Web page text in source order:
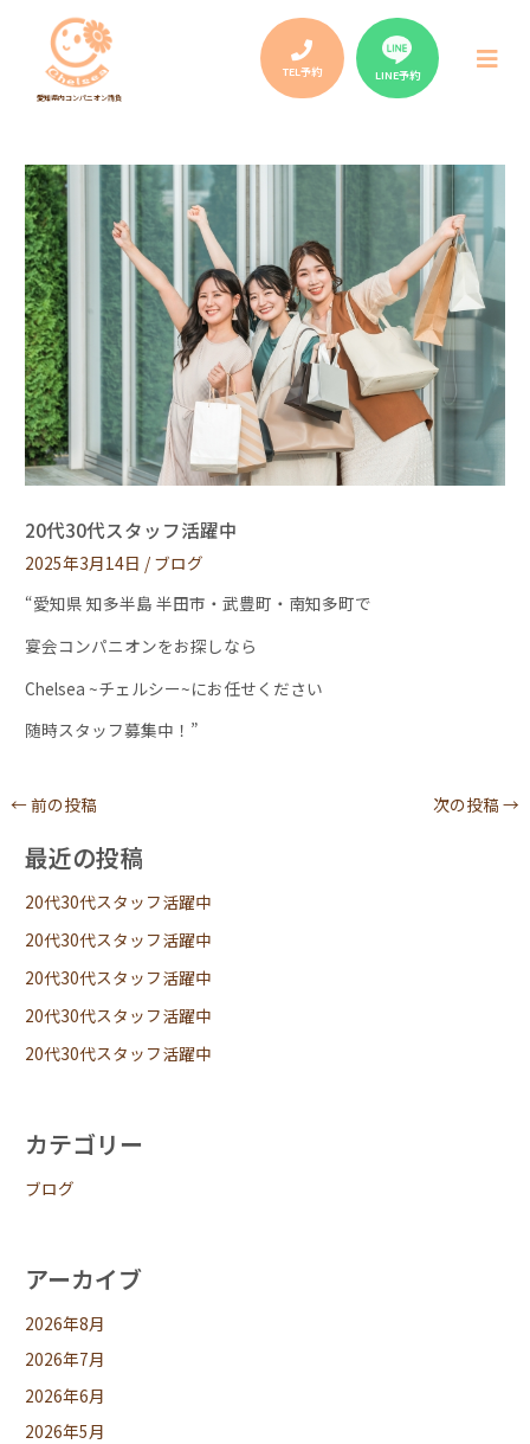
愛知県内コンパニオン請負
TEL予約 LINE予約
メ
ニ
20代30代スタッフ活躍中
2025年3月14日 / ブログ
“愛知県 知多半島 半田市・武豊町・南知多町で
宴会コンパニオンをお探しなら
Chelsea ~チェルシー~にお任せください
随時スタッフ募集中！”
navigation
←前の投稿 次の投稿 →
最近の投稿
20代30代スタッフ活躍中
20代30代スタッフ活躍中
20代30代スタッフ活躍中
20代30代スタッフ活躍中
20代30代スタッフ活躍中
カテゴリー
ブログ
アーカイブ
2026年8月
2026年7月
2026年6月
2026年5月